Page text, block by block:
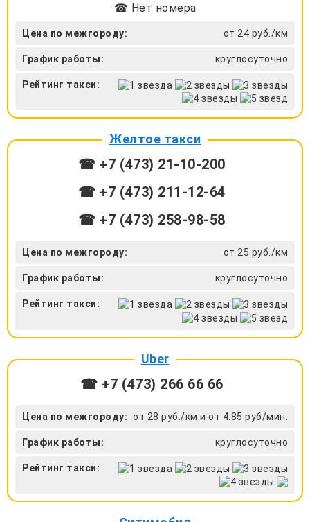
☎ Нет номера
Цена по межгороду: от 24 руб./км
График работы: круглосуточно
Рейтинг такси:
Желтое такси
☎ +7 (473) 21-10-200
☎ +7 (473) 211-12-64
☎ +7 (473) 258-98-58
Цена по межгороду: от 25 руб./км
График работы: круглосуточно
Рейтинг такси:
Uber
☎ +7 (473) 266 66 66
Цена по межгороду: от 28 руб./км и от 4.85 руб/мин.
График работы: круглосуточно
Рейтинг такси: